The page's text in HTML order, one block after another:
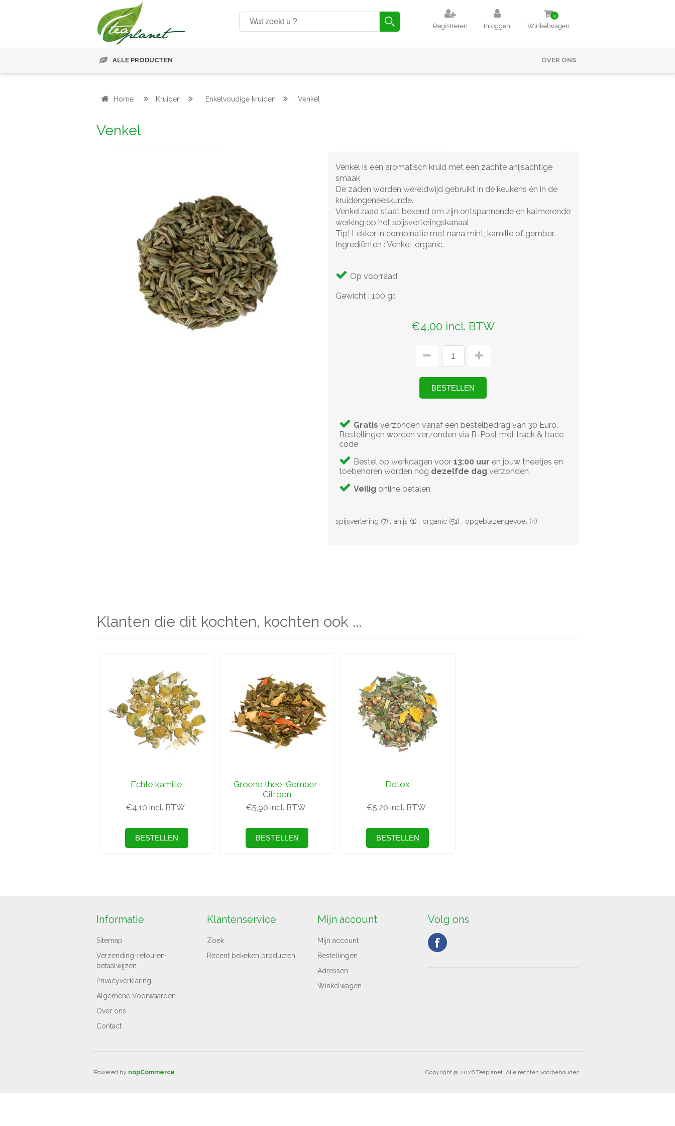
Registreren Inloggen
0
Winkelwagen
ALLE PRODUCTEN OVER ONS
Home Kruiden Enkelvoudige kruiden Venkel
Venkel
Venkel is een aromatisch kruid met een zachte anijsachtige
smaak
De zaden worden wereldwijd gebruikt in de keukens én in de
kruidengeneeskunde.
Venkelzaad staat bekend om zijn ontspannende en kalmerende
werking op het spijsverteringskanaal
Tip! Lekker in combinatie met nana mint, kamille of gember.
Ingrediënten : Venkel, organic.
Op voorraad
Gewicht : 100 gr.
€4,00 incl. BTW
Gratis verzonden vanaf een bestelbedrag van 30 Euro.
Bestellingen worden verzonden via B-Post met track & trace
code
Bestel op werkdagen voor 13:00 uur en jouw theetjes en
toebehoren worden nog dezelfde dag verzonden
Veilig online betalen
spijsvertering (7) , anijs (1) , organic (51) , opgeblazengevoel (4)
Klanten die dit kochten, kochten ook ...
Echte kamille
€4,10 incl. BTW
Groene thee-Gember-
Citroen
€5,90 incl. BTW
Detox
€5,20 incl. BTW
Informatie
Sitemap
Verzending-retouren-
betaalwijzen
Privacyverklaring
Algemene Voorwaarden
Over ons
Contact
Klantenservice
Zoek
Recent bekeken producten
Mijn account
Mijn account
Bestellingen
Adressen
Winkelwagen
Volg ons
Copyright @ 2026 Teaplanet. Alle rechten voorbehouden.
Powered by nopCommerce